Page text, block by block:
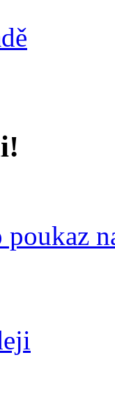
poukaz